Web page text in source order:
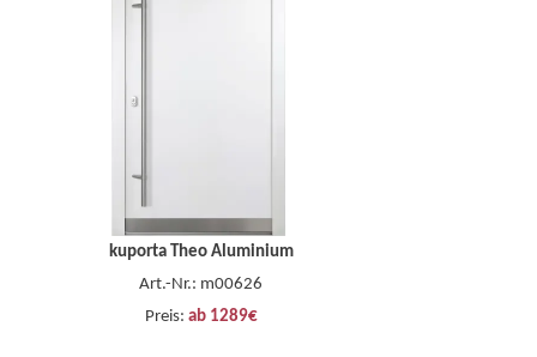
kuporta Theo Aluminium
Art.-Nr.: m00626
Preis: ab 1289€